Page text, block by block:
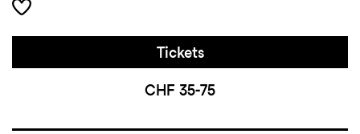
Tickets
CHF 35-75